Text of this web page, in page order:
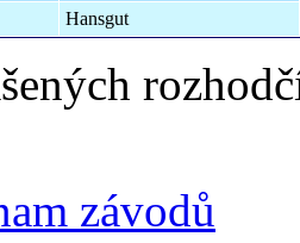
Hansgut
závodů